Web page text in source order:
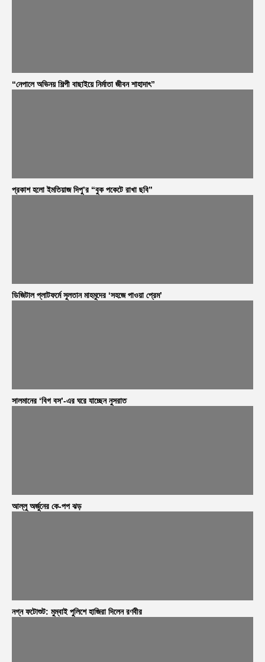
“নেপালে অভিনয় শিল্পী বাছাইয়ে নির্মাতা জীবন শাহাদাৎ”
প্রকাশ হলো ইমতিয়াজ দিপু’র “বুক পকেটে রাখা ছবি”
ডিজিটাল প্লাটফর্মে সুলতান মাহমুদের ‘সহজে পাওয়া প্রেম’
সালমানের ‘বিগ বস’-এর ঘরে যাচ্ছেন নুসরাত
আল্লু অর্জুনের কে-পপ ঝড়
নগ্ন ফটোশুট: মুম্বাই পুলিশে হাজিরা দিলেন রণবীর